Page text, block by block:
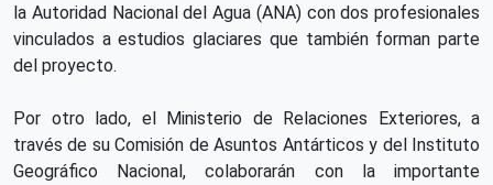
la Autoridad Nacional del Agua (ANA) con dos profesionales
vinculados a estudios glaciares que también forman parte
del proyecto.
Por otro lado, el Ministerio de Relaciones Exteriores, a
través de su Comisión de Asuntos Antárticos y del Instituto
Geográfico Nacional, colaborarán con la importante